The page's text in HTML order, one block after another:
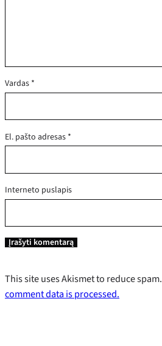
Vardas *
El. pašto adresas *
Interneto puslapis
This site uses Akismet to reduce spam.
comment data is processed.